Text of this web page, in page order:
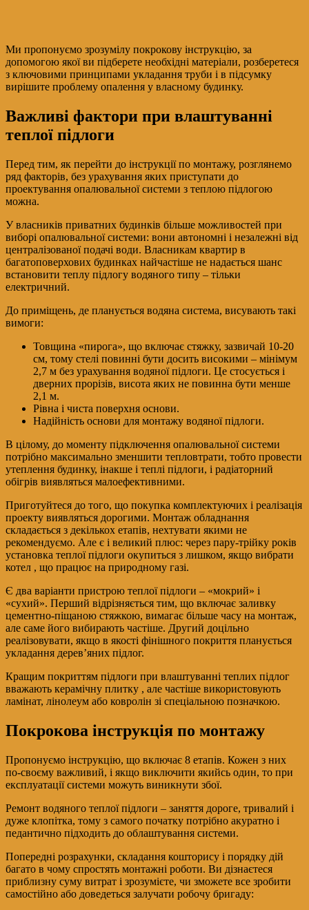
Ми пропонуємо зрозумілу покрокову інструкцію, за
допомогою якої ви підберете необхідні матеріали, розберетеся
з ключовими принципами укладання труби і в підсумку
вирішите проблему опалення у власному будинку.
Важливі фактори при влаштуванні
теплої підлоги
Перед тим, як перейти до інструкції по монтажу, розглянемо
ряд факторів, без урахування яких приступати до
проектування опалювальної системи з теплою підлогою
можна.
У власників приватних будинків більше можливостей при
виборі опалювальної системи: вони автономні і незалежні від
централізованої подачі води. Власникам квартир в
багатоповерхових будинках найчастіше не надається шанс
встановити теплу підлогу водяного типу – тільки
електричний.
До приміщень, де планується водяна система, висувають такі
вимоги:
Товщина «пирога», що включає стяжку, зазвичай 10-20
см, тому стелі повинні бути досить високими – мінімум
2,7 м без урахування водяної підлоги. Це стосується і
дверних прорізів, висота яких не повинна бути менше
2,1 м.
Рівна і чиста поверхня основи.
Надійність основи для монтажу водяної підлоги.
В цілому, до моменту підключення опалювальної системи
потрібно максимально зменшити тепловтрати, тобто провести
утеплення будинку, інакше і теплі підлоги, і радіаторний
обігрів виявляться малоефективними.
Приготуйтеся до того, що покупка комплектуючих і реалізація
проекту виявляться дорогими. Монтаж обладнання
складається з декількох етапів, нехтувати якими не
рекомендуємо. Але є і великий плюс: через пару-трійку років
установка теплої підлоги окупиться з лишком, якщо вибрати
котел , що працює на природному газі.
Є два варіанти пристрою теплої підлоги – «мокрий» і
«сухий». Перший відрізняється тим, що включає заливку
цементно-піщаною стяжкою, вимагає більше часу на монтаж,
але саме його вибирають частіше. Другий доцільно
реалізовувати, якщо в якості фінішного покриття планується
укладання дерев’яних підлог.
Кращим покриттям підлоги при влаштуванні теплих підлог
вважають керамічну плитку , але частіше використовують
ламінат, лінолеум або ковролін зі спеціальною позначкою.
Покрокова інструкція по монтажу
Пропонуємо інструкцію, що включає 8 етапів. Кожен з них
по-своєму важливий, і якщо виключити якийсь один, то при
експлуатації системи можуть виникнути збої.
Ремонт водяного теплої підлоги – заняття дороге, тривалий і
дуже клопітка, тому з самого початку потрібно акуратно і
педантично підходить до облаштування системи.
Попередні розрахунки, складання кошторису і порядку дій
багато в чому спростять монтажні роботи. Ви дізнаєтеся
приблизну суму витрат і зрозумієте, чи зможете все зробити
самостійно або доведеться залучати робочу бригаду: